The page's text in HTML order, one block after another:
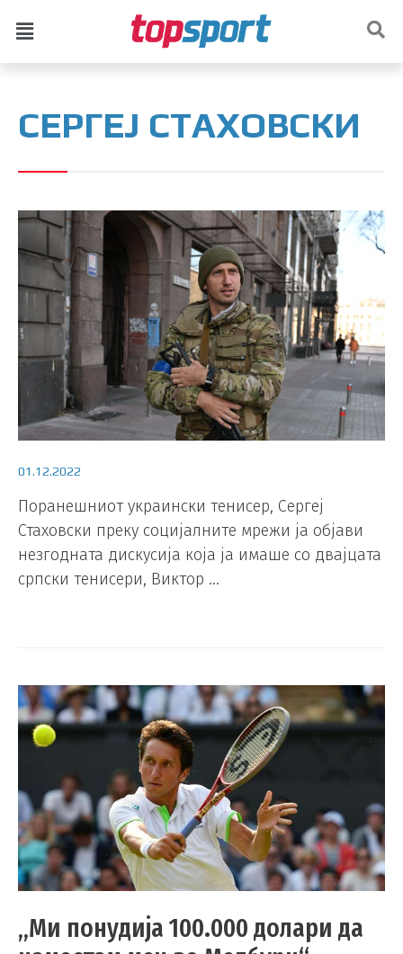
СЕРГЕЈ СТАХОВСКИ
01.12.2022
Поранешниот украински тенисер, Сергеј
Стаховски преку социјалните мрежи ја објави
незгодната дискусија која ја имаше со двајцата
српски тенисери, Виктор …
„Ми понудија 100.000 долари да